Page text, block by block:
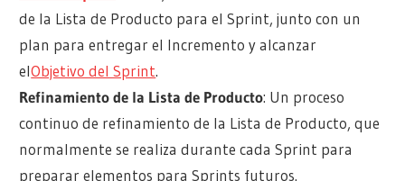
de la Lista de Producto para el Sprint, junto con un
plan para entregar el Incremento y alcanzar
elObjetivo del Sprint.
Refinamiento de la Lista de Producto: Un proceso
continuo de refinamiento de la Lista de Producto, que
normalmente se realiza durante cada Sprint para
preparar elementos para Sprints futuros.